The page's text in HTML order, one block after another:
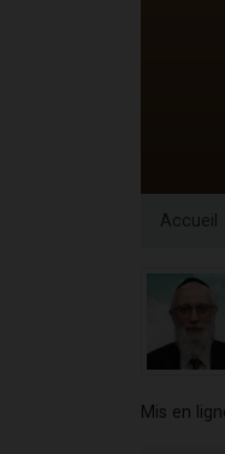
Accueil
Mis en